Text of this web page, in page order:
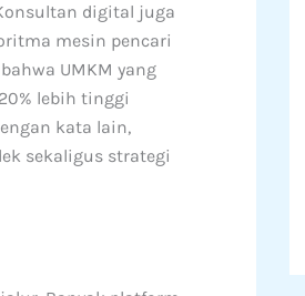
digital juga
mesin pencari
UMKM yang
lebih tinggi
kata lain,
sekaligus strategi